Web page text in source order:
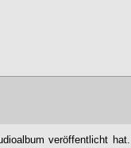
veröffentlicht hat.